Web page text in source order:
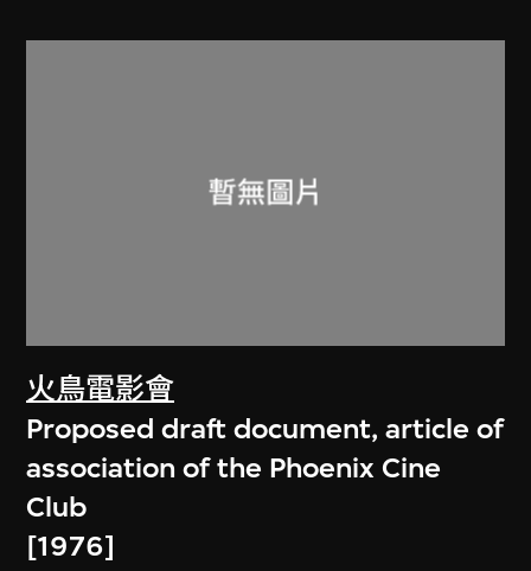
火鳥電影會
Proposed draft document, article of
association of the Phoenix Cine
Club
[1976]